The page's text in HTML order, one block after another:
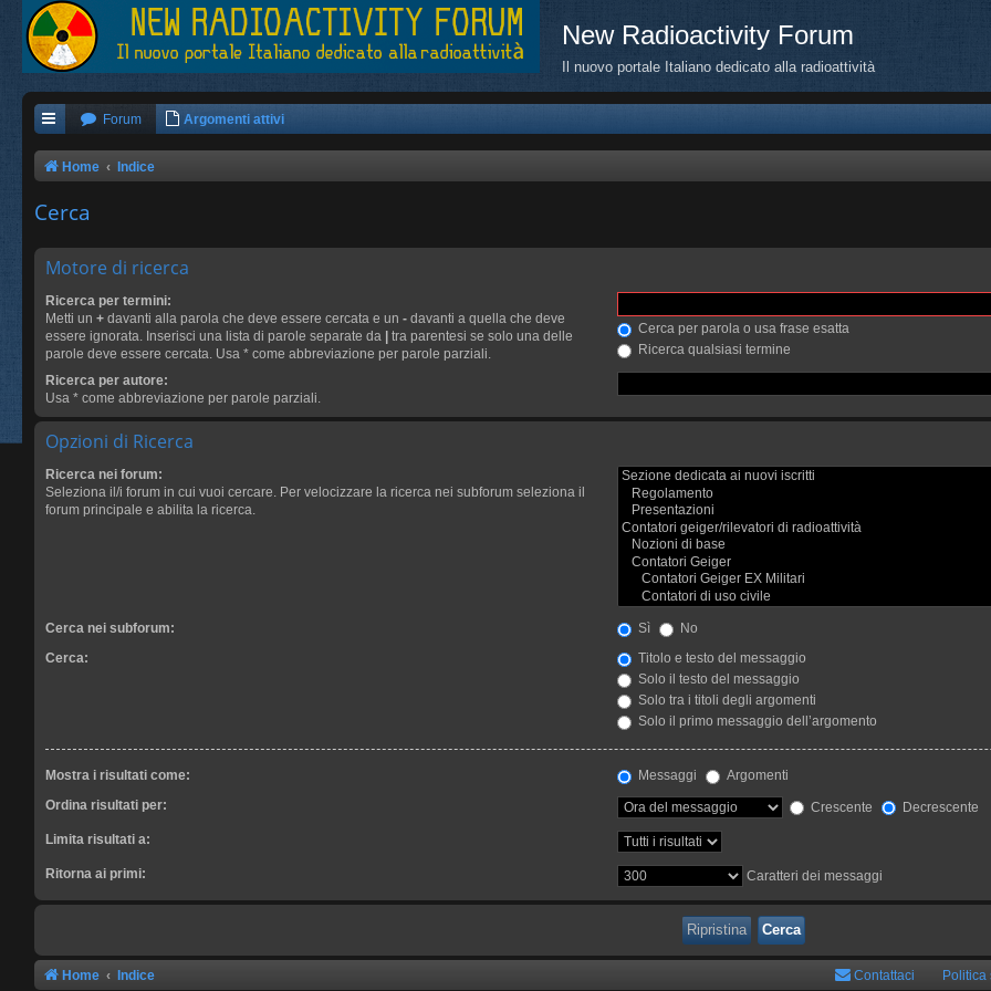
New Radioactivity Forum
Il nuovo portale Italiano dedicato alla radioattività
Forum Argomenti attivi
Home Indice
Cerca
Motore di ricerca
Ricerca per termini:
Metti un + davanti alla parola che deve essere cercata e un - davanti a quella che deve
essere ignorata. Inserisci una lista di parole separate da
tra parentesi se solo una delle
parole deve essere cercata. Usa * come abbreviazione per parole parziali.
Cerca per parola o usa frase esatta
Ricerca qualsiasi termine
Ricerca per autore:
Usa * come abbreviazione per parole parziali.
Opzioni di Ricerca
Ricerca nei forum:
Seleziona il/i forum in cui vuoi cercare. Per velocizzare la ricerca nei subforum seleziona il
forum principale e abilita la ricerca.
Cerca nei subforum: Sì
No
Cerca:
Titolo e testo del messaggio
Solo il testo del messaggio
Solo tra i titoli degli argomenti
Solo il primo messaggio dell’argomento
Mostra i risultati come: Messaggi
Argomenti
Ordina risultati per:
Crescente Decrescente
Limita risultati a:
Ritorna ai primi: Caratteri dei messaggi
Home Indice Politica
Contattaci